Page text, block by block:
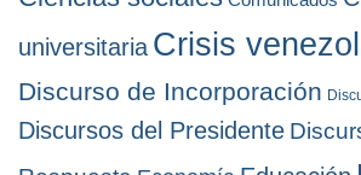
universitaria Crisis
Discurso de Incorporación
Discursos del Presidente